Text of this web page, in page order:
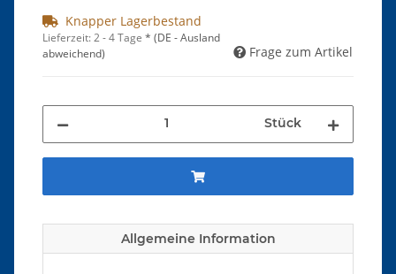
Knapper Lagerbestand
Lieferzeit:2 - 4 Tage * (DE - Ausland
abweichend)
Frage zum Artikel
Stück
Allgemeine Information